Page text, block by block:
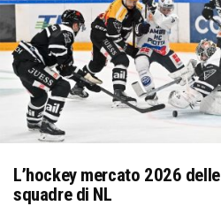
L’hockey mercato 2026 delle
squadre di NL